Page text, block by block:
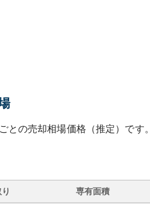
との売却相場価格（推定）です。
専有面積